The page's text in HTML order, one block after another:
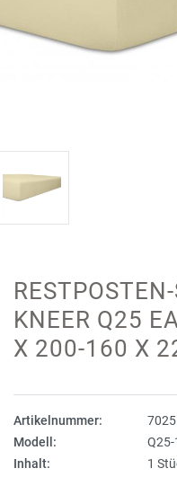
KNEER Q25
X 200-160 X
Artikelnummer:
7025
Modell:
Inhalt:
1